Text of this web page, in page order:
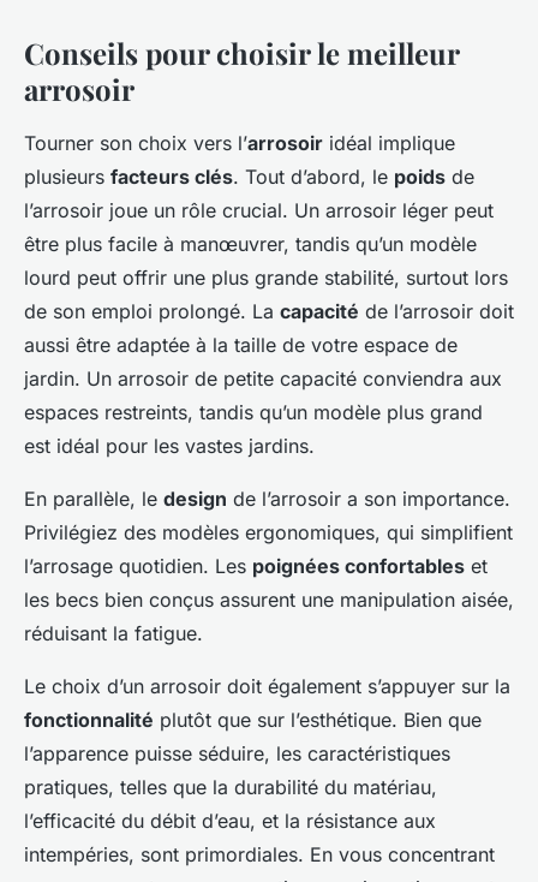
Conseils pour choisir le meilleur
arrosoir
Tourner son choix vers l’arrosoir idéal implique
plusieurs facteurs clés. Tout d’abord, le poids de
l’arrosoir joue un rôle crucial. Un arrosoir léger peut
être plus facile à manœuvrer, tandis qu’un modèle
lourd peut offrir une plus grande stabilité, surtout lors
de son emploi prolongé. La capacité de l’arrosoir doit
aussi être adaptée à la taille de votre espace de
jardin. Un arrosoir de petite capacité conviendra aux
espaces restreints, tandis qu’un modèle plus grand
est idéal pour les vastes jardins.
En parallèle, le design de l’arrosoir a son importance.
Privilégiez des modèles ergonomiques, qui simplifient
l’arrosage quotidien. Les poignées confortables et
les becs bien conçus assurent une manipulation aisée,
réduisant la fatigue.
Le choix d’un arrosoir doit également s’appuyer sur la
fonctionnalité plutôt que sur l’esthétique. Bien que
l’apparence puisse séduire, les caractéristiques
pratiques, telles que la durabilité du matériau,
l’efficacité du débit d’eau, et la résistance aux
intempéries, sont primordiales. En vous concentrant